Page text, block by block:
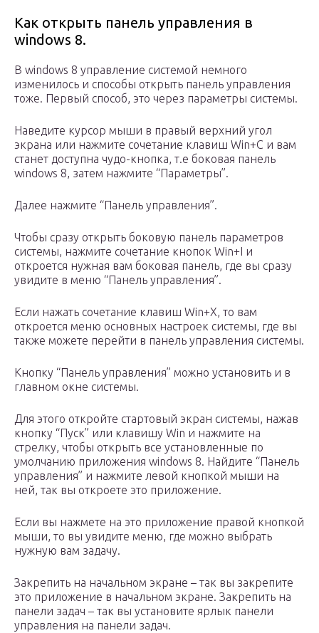
Как открыть панель управления в
windows 8.
В windows 8 управление системой немного
изменилось и способы открыть панель управления
тоже. Первый способ, это через параметры системы.
Наведите курсор мыши в правый верхний угол
экрана или нажмите сочетание клавиш Win+C и вам
станет доступна чудо-кнопка, т.е боковая панель
windows 8, затем нажмите “Параметры”.
Далее нажмите “Панель управления”.
Чтобы сразу открыть боковую панель параметров
системы, нажмите сочетание кнопок Win+I и
откроется нужная вам боковая панель, где вы сразу
увидите в меню “Панель управления”.
Если нажать сочетание клавиш Win+X, то вам
откроется меню основных настроек системы, где вы
также можете перейти в панель управления системы.
Кнопку “Панель управления” можно установить и в
главном окне системы.
Для этого откройте стартовый экран системы, нажав
кнопку “Пуск” или клавишу Win и нажмите на
стрелку, чтобы открыть все установленные по
умолчанию приложения windows 8. Найдите “Панель
управления” и нажмите левой кнопкой мыши на
ней, так вы откроете это приложение.
Если вы нажмете на это приложение правой кнопкой
мыши, то вы увидите меню, где можно выбрать
нужную вам задачу.
Закрепить на начальном экране – так вы закрепите
это приложение в начальном экране. Закрепить на
панели задач – так вы установите ярлык панели
управления на панели задач.